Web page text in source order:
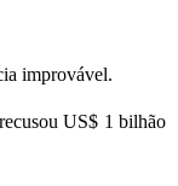
improvável.
US$ 1 bilhão